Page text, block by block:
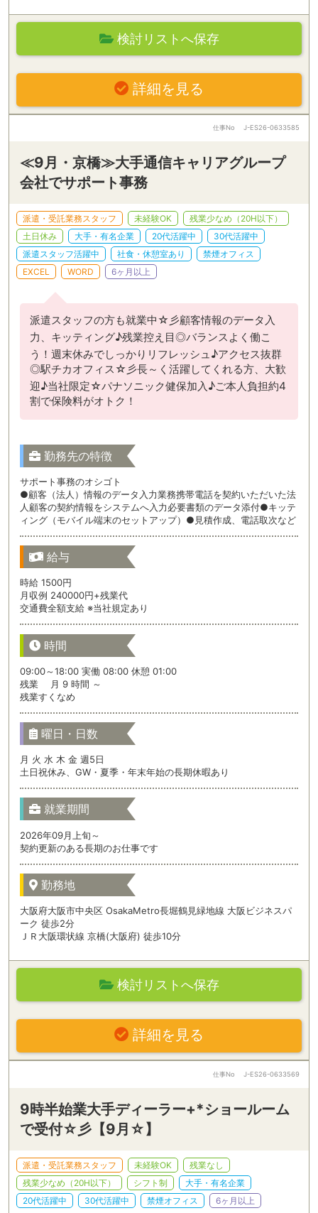
検討リストへ保存
詳細を見る
仕事No J-ES26-0633585
≪9月・京橋≫大手通信キャリアグループ
会社でサポート事務
派遣・受託業務スタッフ 未経験OK
残業少なめ（20H以下）
土日休み
大手・有名企業 20代活躍中
30代活躍中
派遣スタッフ活躍中
社食・休憩室あり
禁煙オフィス
EXCEL
WORD 6ヶ月以上
派遣スタッフの方も就業中☆彡顧客情報のデータ入
力、キッティング♪残業控え目◎バランスよく働こ
う！週末休みでしっかりリフレッシュ♪アクセス抜群
◎駅チカオフィス☆彡長～く活躍してくれる方、大歓
迎♪当社限定☆パナソニック健保加入♪ご本人負担約4
割で保険料がオトク！
勤務先の特徴
サポート事務のオシゴト
●顧客（法人）情報のデータ入力業務携帯電話を契約いただいた法
人顧客の契約情報をシステムへ入力必要書類のデータ添付●キッテ
ィング（モバイル端末のセットアップ）●見積作成、電話取次など
給与
時給 1500円
月収例 240000円+残業代
交通費全額支給 ※当社規定あり
時間
09:00～18:00 実働 08:00 休憩 01:00
残業 月 9 時間 ～
残業すくなめ
曜日・日数
月 火 水 木 金 週5日
土日祝休み、GW・夏季・年末年始の長期休暇あり
就業期間
2026年09月上旬～
契約更新のある長期のお仕事です
勤務地
大阪府大阪市中央区 OsakaMetro長堀鶴見緑地線 大阪ビジネスパ
ーク 徒歩2分
ＪＲ大阪環状線 京橋(大阪府) 徒歩10分
検討リストへ保存
詳細を見る
仕事No J-ES26-0633569
9時半始業大手ディーラー+*ショールーム
で受付☆彡【9月☆】
派遣・受託業務スタッフ 未経験OK
残業なし
残業少なめ（20H以下）
シフト制
大手・有名企業
20代活躍中
30代活躍中 禁煙オフィス 6ヶ月以上